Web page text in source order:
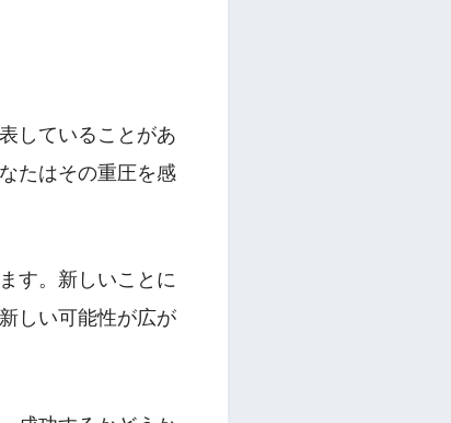
していることがあ
たはその重圧を感
す。新しいことに
しい可能性が広が